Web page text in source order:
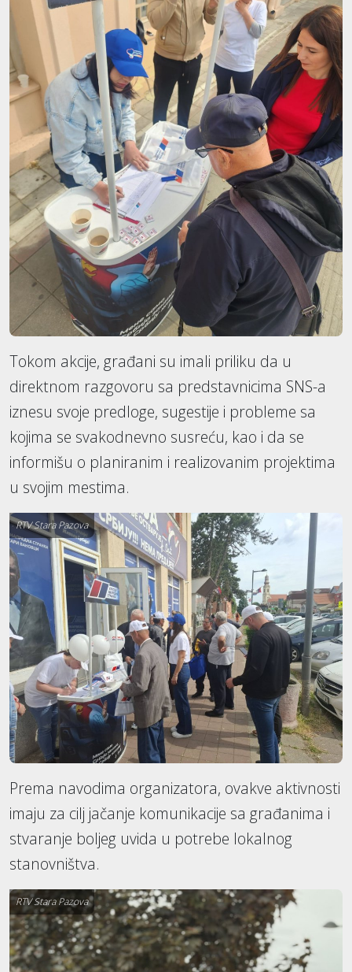
Tokom akcije, građani su imali priliku da u
direktnom razgovoru sa predstavnicima SNS-a
iznesu svoje predloge, sugestije i probleme sa
kojima se svakodnevno susreću, kao i da se
informišu o planiranim i realizovanim projektima
u svojim mestima.
RTV Stara Pazova
Prema navodima organizatora, ovakve aktivnosti
imaju za cilj jačanje komunikacije sa građanima i
stvaranje boljeg uvida u potrebe lokalnog
stanovništva.
RTV Stara Pazova